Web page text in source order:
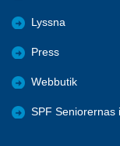
Lyssna
Press
Webbutik
SPF Seniorernas